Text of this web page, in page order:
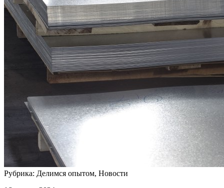
Рубрика: Делимся опытом, Новости